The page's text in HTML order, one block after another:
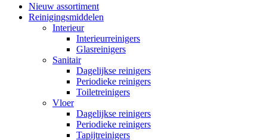
Nieuw assortiment
Reinigingsmiddelen
Interieur
Interieurreinigers
Glasreinigers
Sanitair
Dagelijkse reinigers
Periodieke reinigers
Toiletreinigers
Vloer
Dagelijkse reinigers
Periodieke reinigers
Tapijtreinigers